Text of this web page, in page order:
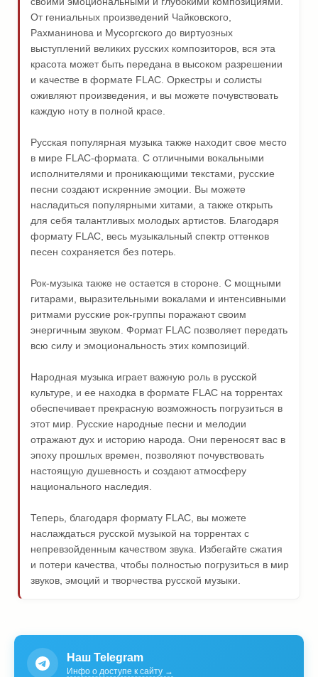
От гениальных произведений Чайковского,
Рахманинова и Мусоргского до виртуозных
выступлений великих русских композиторов, вся эта
красота может быть передана в высоком разрешении
и качестве в формате FLAC. Оркестры и солисты
оживляют произведения, и вы можете почувствовать
каждую ноту в полной красе.
Русская популярная музыка также находит свое место
в мире FLAC-формата. С отличными вокальными
исполнителями и проникающими текстами, русские
песни создают искренние эмоции. Вы можете
насладиться популярными хитами, а также открыть
для себя талантливых молодых артистов. Благодаря
формату FLAC, весь музыкальный спектр оттенков
песен сохраняется без потерь.
Рок-музыка также не остается в стороне. С мощными
гитарами, выразительными вокалами и интенсивными
ритмами русские рок-группы поражают своим
энергичным звуком. Формат FLAC позволяет передать
всю силу и эмоциональность этих композиций.
Народная музыка играет важную роль в русской
культуре, и ее находка в формате FLAC на торрентах
обеспечивает прекрасную возможность погрузиться в
этот мир. Русские народные песни и мелодии
отражают дух и историю народа. Они переносят вас в
эпоху прошлых времен, позволяют почувствовать
настоящую душевность и создают атмосферу
национального наследия.
Теперь, благодаря формату FLAC, вы можете
наслаждаться русской музыкой на торрентах с
непревзойденным качеством звука. Избегайте сжатия
и потери качества, чтобы полностью погрузиться в мир
звуков, эмоций и творчества русской музыки.
Наш Telegram
Инфо о доступе к сайту →